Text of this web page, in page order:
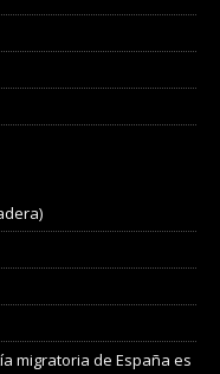
migratoria de España es